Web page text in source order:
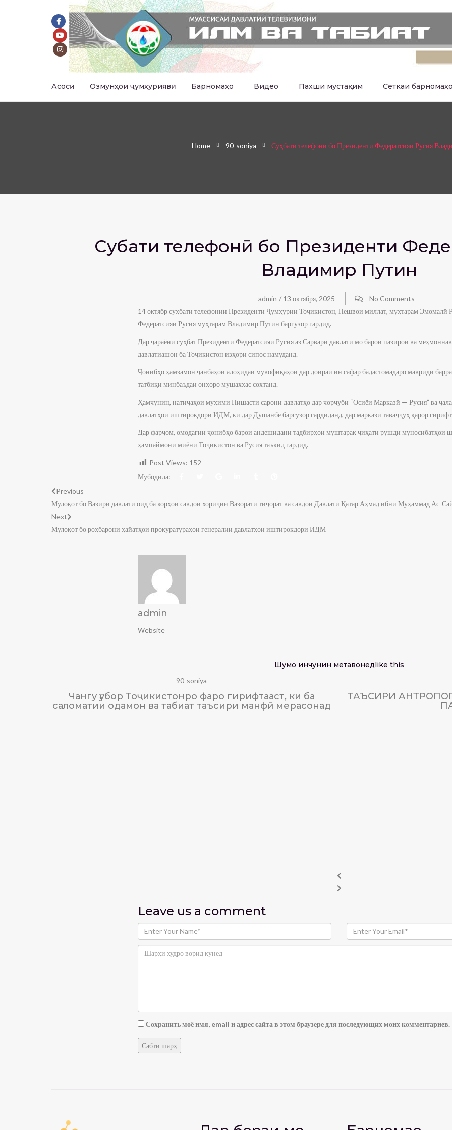
Асосӣ Озмунҳои ҷумҳуриявӣ Барномаҳо Видео Пахши мустақим Сеткаи
Home 90-soniya Суҳбати телефонӣ бо Президенти Федератсияи Русия
Суҳбати телефонӣ бо Президенти
Владимир Путин
admin / 13 октября, 2025
No Comments
14 октябр суҳбати телефонии Президенти Ҷумҳурии Тоҷикистон, Пешвои миллат, муҳтарам Эмомалӣ
Федератсияи Русия муҳтарам Владимир Путин баргузор гардид.
Дар ҷараёни суҳбат Президенти Федератсияи Русия аз Сарвари давлати мо барои пазироӣ ва
давлатиашон ба Тоҷикистон изҳори сипос намуданд.
Ҷонибҳо ҳамзамон ҷанбаҳои алоҳидаи мувофиқаҳои дар доираи ин сафар бадастомадаро мавриди
татбиқи минбаъдаи онҳоро мушаххас сохтанд.
Ҳамчунин, натиҷаҳои муҳими Нишасти сарони давлатҳо дар чорчуби “Осиёи Марказӣ — Русия” ва
давлатҳои иштирокдори ИДМ, ки дар Душанбе баргузор гардиданд, дар маркази таваҷҷуҳ қарор
Дар фарҷом, омодагии ҷонибҳо барои андешидани тадбирҳои муштарак ҷиҳати рушди муносибатҳои
ҳампаймонӣ миёни Тоҷикистон ва Русия таъкид гардид.
Post Views: 152
Мубодила:
Previous
Мулоқот бо Вазири давлатӣ оид ба корҳои савдои хориҷии Вазорати тиҷорат ва савдои Давлати Қатар Аҳмад ибни Муҳаммад Ас-
Next
Мулоқот бо роҳбарони ҳайатҳои прокуратураҳои генералии давлатҳои иштирокдори ИДМ
admin
Website
Шумо инчунин метавонедlike this
90-soniya
Чангу ғубор Тоҷикистонро фаро гирифтааст, ки ба
саломатии одамон ва табиат таъсири манфӣ мерасонад
ТАЪСИРИ
Leave us a comment
Сохранить моё имя, email и адрес сайта в этом браузере для последующих моих комментариев.